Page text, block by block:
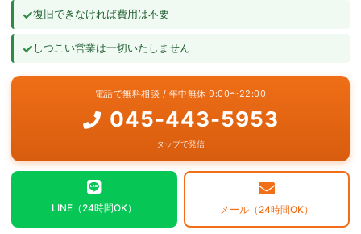
よくあるご質問
✓復旧できなければ費用は不要
✓しつこい営業は一切いたしません
電話で無料相談 / 年中無休 9:00〜22:00
045-443-5953
タップで発信
LINE（24時間OK） メール（24時間OK）